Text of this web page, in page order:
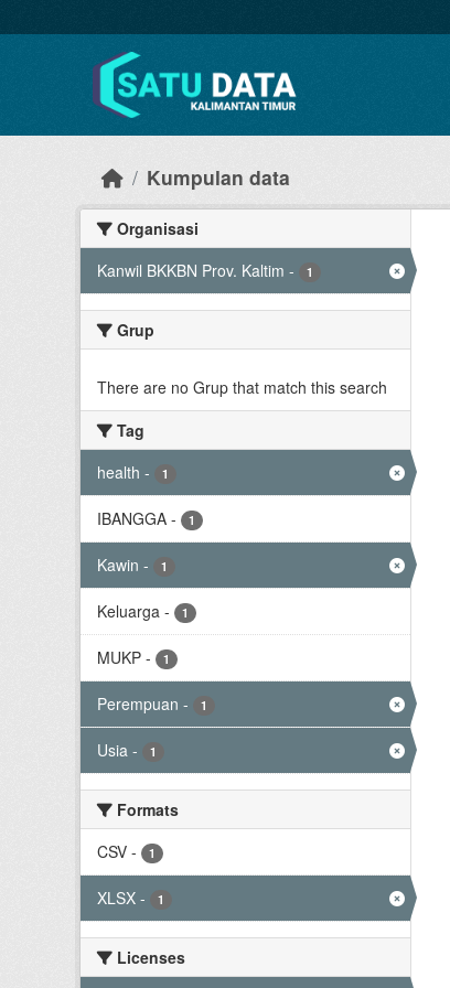
Kumpulan data
Organisasi
Kanwil BKKBN Prov. Kaltim - 1
Grup
There are no Grup that match this search
Tag
health - 1
IBANGGA - 1
Kawin - 1
Keluarga - 1
MUKP - 1
Perempuan - 1
Usia - 1
Formats
CSV - 1
XLSX - 1
Licenses